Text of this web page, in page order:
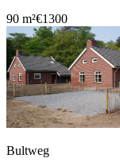
90 m²€1300
Bultweg